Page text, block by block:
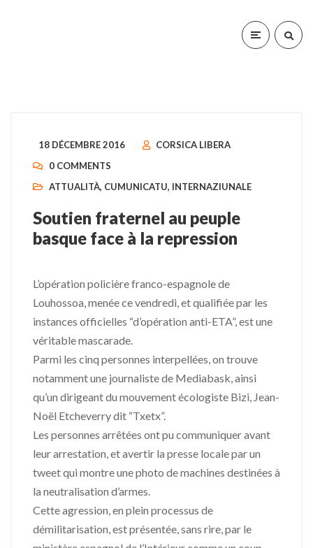
18 DÉCEMBRE 2016
CORSICA LIBERA
0 COMMENTS
ATTUALITÀ, CUMUNICATU, INTERNAZIUNALE
Soutien fraternel au peuple
basque face à la repression
L’opération policière franco-espagnole de
Louhossoa, menée ce vendredi, et qualifiée par les
instances officielles “d’opération anti-ETA”, est une
véritable mascarade.
Parmi les cinq personnes interpellées, on trouve
notamment une journaliste de Mediabask, ainsi
qu’un dirigeant du mouvement écologiste Bizi, Jean-
Noël Etcheverry dit “Txetx”.
Les personnes arrêtées ont pu communiquer avant
leur arrestation, et avertir la presse locale par un
tweet qui montre une photo de machines destinées à
la neutralisation d’armes.
Cette agression, en plein processus de
démilitarisation, est présentée, sans rire, par le